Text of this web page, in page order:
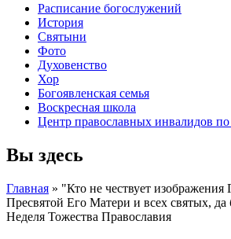
Расписание богослужений
История
Святыни
Фото
Духовенство
Хор
Богоявленская семья
Воскресная школа
Центр православных инвалидов по
Вы здесь
Главная » "Кто не чествует изображения
Пресвятой Его Матери и всех святых, да
Неделя Тожества Православия